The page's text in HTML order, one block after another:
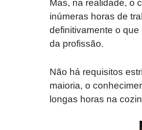
Mas, na realidade, o
inúmeras horas de
definitivamente o
da profissão.
Não há requisitos
maioria, o
longas horas na